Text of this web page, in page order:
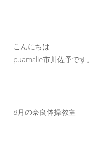
こんにちは
puamalie市川佐予です。
8月の奈良体操教室